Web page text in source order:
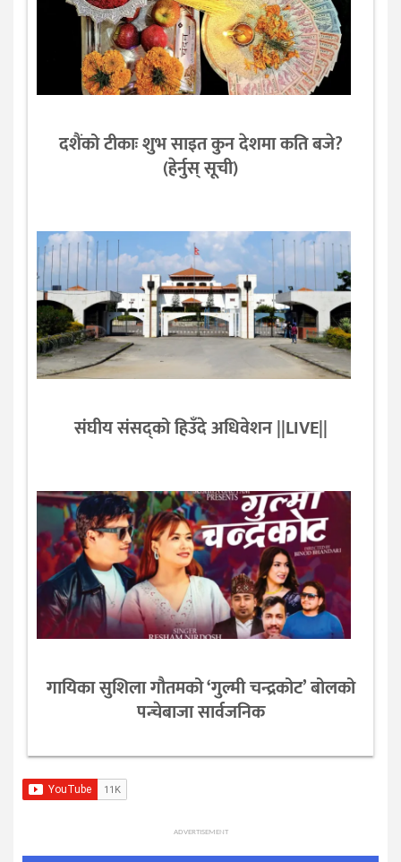
दशैंको टीकाः शुभ साइत कुन देशमा कति बजे?
(हेर्नुस् सूची)
संघीय संसद्को हिउँदे अधिवेशन ||LIVE||
गायिका सुशिला गौतमको ‘गुल्मी चन्द्रकोट’ बोलको
पन्चेबाजा सार्वजनिक
ADVERTISEMENT